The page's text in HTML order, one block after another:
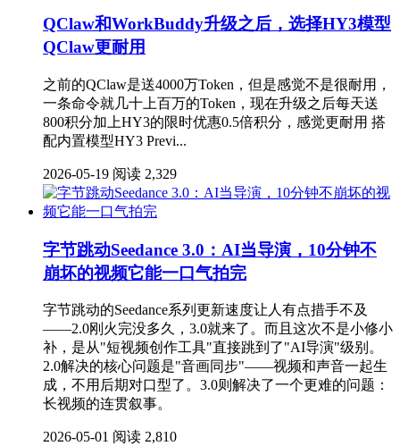
QClaw和WorkBuddy升级之后，选择HY3模型
QClaw更耐用
之前的QClaw是送4000万Token，但是感觉不是很耐用，
一条命令就几十上百万的Token，现在升级之后每天送
800积分加上HY3的限时优惠0.5倍积分，感觉更耐用 搭
配内置模型HY3 Previ...
2026-05-19 阅读 2,329
字节跳动Seedance 3.0：AI当导演，10分钟不
崩坏的视频它能一口气拍完
字节跳动的Seedance系列更新速度让人有点措手不及
——2.0刚火完没多久，3.0就来了。而且这次不是小修小
补，是从"短视频创作工具"直接跳到了"AI导演"级别。
2.0解决的核心问题是"音画同步"——视频和声音一起生
成，不用后期对口型了。3.0则解决了一个更难的问题：
长视频的连贯叙事。
2026-05-01 阅读 2,810